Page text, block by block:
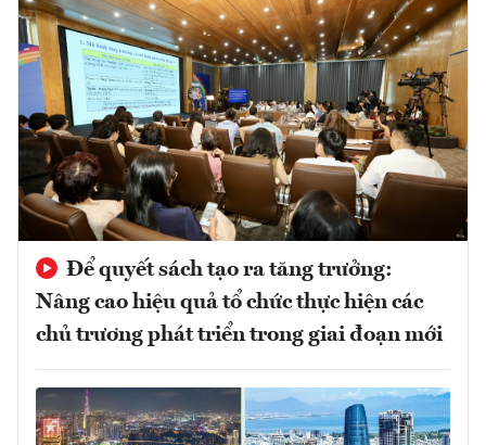
Để quyết sách tạo ra tăng trưởng:
Nâng cao hiệu quả tổ chức thực hiện các
chủ trương phát triển trong giai đoạn mới